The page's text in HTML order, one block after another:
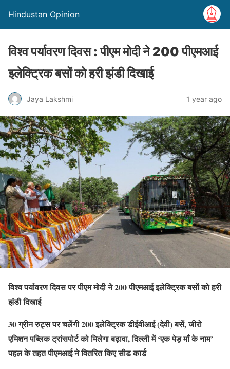
Hindustan Opinion
विश्व पर्यावरण दिवस : पीएम मोदी ने 200 पीएमआई
इलेक्ट्रिक बसों को हरी झंडी दिखाई
Jaya Lakshmi 1 year ago
विश्व पर्यावरण दिवस पर पीएम मोदी ने 200 पीएमआई इलेक्ट्रिक बसों को हरी
झंडी दिखाई
30 ग्रीन रुट्स पर चलेंगी 200 इलेक्ट्रिक डीईवीआई (देवी) बसें, जीरो
एमिशन पब्लिक ट्रांसपोर्ट को मिलेगा बढ़ावा, दिल्ली में ‘एक पेड़ माँ के नाम’
पहल के तहत पीएमआई ने वितरित किए सीड कार्ड